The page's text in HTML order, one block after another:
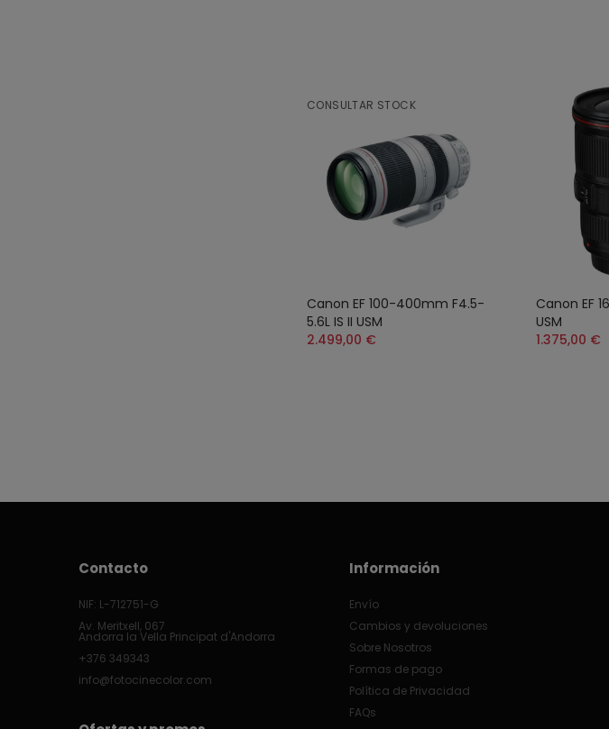
CONSULTAR STOCK
Canon EF 100-400mm F4.5-
5.6L IS II USM
2.499,00 €
Canon EF
USM
1.375,00 €
Contacto
NIF: L-712751-G
Av. Meritxell, 067
Andorra la Vella Principat d'Andorra
+376 349343
info@fotocinecolor.com
Información
Envío
Cambios y devoluciones
Sobre Nosotros
Formas de pago
Política de Privacidad
FAQs